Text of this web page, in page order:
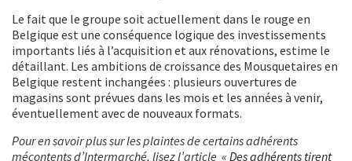
Le fait que le groupe soit actuellement dans le rouge en
Belgique est une conséquence logique des investissements
importants liés à l’acquisition et aux rénovations, estime le
détaillant. Les ambitions de croissance des Mousquetaires en
Belgique restent inchangées : plusieurs ouvertures de
magasins sont prévues dans les mois et les années à venir,
éventuellement avec de nouveaux formats.
Pour en savoir plus sur les plaintes de certains adhérents
mécontents d’Intermarché, lisez l’article « Des adhérents tirent